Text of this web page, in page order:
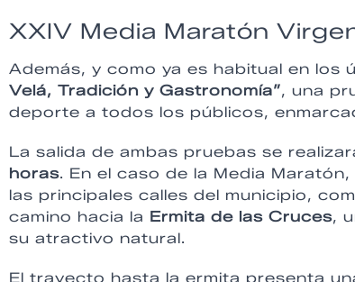
XXIV Media Maratón
Además, y como ya es habitual en los
Velá, Tradición y Gastronomía”, una
deporte a todos los públicos,
La salida de ambas pruebas se
horas. En el caso de la Media
las principales calles del municipio,
camino hacia la Ermita de las Cruces,
su atractivo natural.
El trayecto hasta la ermita presenta